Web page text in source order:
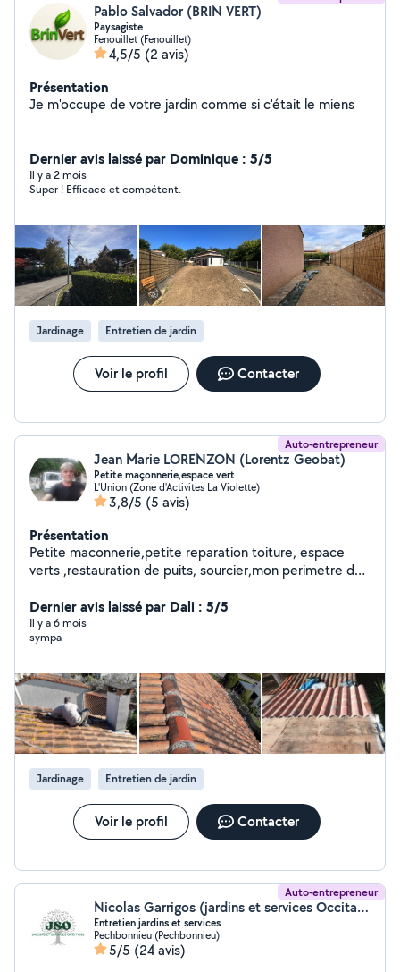
Pablo Salvador (BRIN VERT)
Paysagiste
Fenouillet (Fenouillet)
4,5/5 (2 avis)
Présentation
Je m'occupe de votre jardin comme si c'était le miens
Dernier avis laissé par Dominique : 5/5
Il y a 2 mois
Super ! Efficace et compétent.
Jardinage Entretien de jardin
Voir le profil Contacter
Auto-entrepreneur
Jean Marie LORENZON (Lorentz Geobat)
Petite maçonnerie,espace vert
L'Union (Zone d'Activites La Violette)
3,8/5 (5 avis)
Présentation
Petite maconnerie,petite reparation toiture, espace
verts ,restauration de puits, sourcier,mon perimetre d
toutefois vous souhaitez me joindre voir avec mon nom
de ste et mon nom sur google a l' Union 31240
Dernier avis laissé par Dali : 5/5
Il y a 6 mois
sympa
Jardinage Entretien de jardin
Voir le profil Contacter
Auto-entrepreneur
Nicolas Garrigos (jardins et services Occitans)
Entretien jardins et services
Pechbonnieu (Pechbonnieu)
5/5 (24 avis)